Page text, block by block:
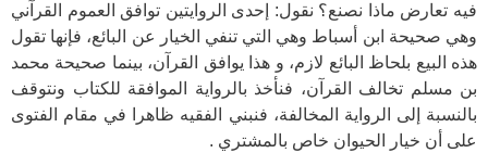
فيه تعارض ماذا نصنع؟ نقول: إحدى الروايتين توافق العموم القرآني
وهي صحيحة ابن أسباط وهي التي تنفي الخيار عن البائع، فإنها تقول
هذه البيع بلحاظ البائع لازم، و هذا يوافق القرآن، بينما صحيحة محمد
بن مسلم تخالف القرآن، فنأخذ بالرواية الموافقة للكتاب ونتوقف
بالنسبة إلى الرواية المخالفة، فنبني الفقيه ظاهرا في مقام الفتوى
على أن خيار الحيوان خاص بالمشتري .